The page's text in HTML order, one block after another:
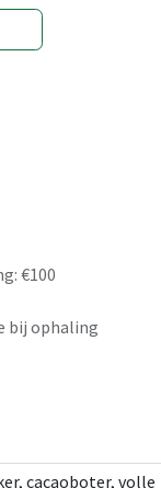
€100
bij ophaling
cacaoboter, volle